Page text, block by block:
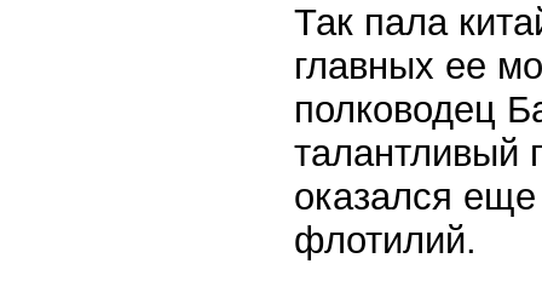
Так пала
главных ее
полководец
талантливый
оказался
флотилий.